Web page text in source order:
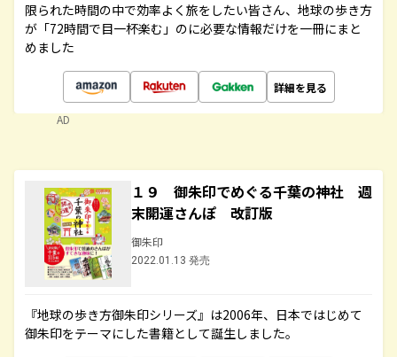
限られた時間の中で効率よく旅をしたい皆さん、地球の歩き方
が「72時間で目一杯楽む」のに必要な情報だけを一冊にまと
めました
詳細を見る
AD
１９ 御朱印でめぐる千葉の神社 週
末開運さんぽ 改訂版
御朱印
2022.01.13 発売
『地球の歩き方御朱印シリーズ』は2006年、日本ではじめて
御朱印をテーマにした書籍として誕生しました。